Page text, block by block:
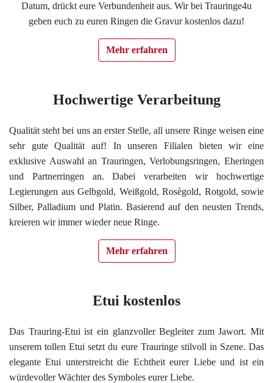
Datum, drückt eure Verbundenheit aus. Wir bei Trauringe4u
geben euch zu euren Ringen die Gravur kostenlos dazu!
Mehr erfahren
Hochwertige Verarbeitung
Qualität steht bei uns an erster Stelle, all unsere Ringe weisen eine
sehr gute Qualität auf! In unseren Filialen bieten wir eine
exklusive Auswahl an Trauringen, Verlobungsringen, Eheringen
und Partnerringen an. Dabei verarbeiten wir hochwertige
Legierungen aus Gelbgold, Weißgold, Rosègold, Rotgold, sowie
Silber, Palladium und Platin. Basierend auf den neusten Trends,
kreieren wir immer wieder neue Ringe.
Mehr erfahren
Etui kostenlos
Das Trauring-Etui ist ein glanzvoller Begleiter zum Jawort. Mit
unserem tollen Etui setzt du eure Trauringe stilvoll in Szene. Das
elegante Etui unterstreicht die Echtheit eurer Liebe und ist ein
würdevoller Wächter des Symboles eurer Liebe.
Ratgeber
Uhren Schmuck Reparatur Service